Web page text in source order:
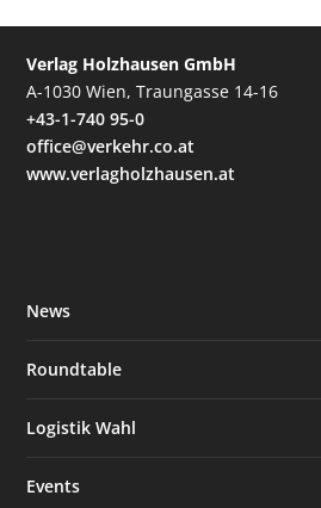
Verlag Holzhausen GmbH
A-1030 Wien, Traungasse 14-16
+43-1-740 95-0
office@verkehr.co.at
www.verlagholzhausen.at
News
Roundtable
Logistik Wahl
Events